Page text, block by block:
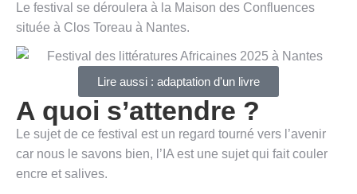
Le festival se déroulera à la Maison des Confluences
située à Clos Toreau à Nantes.
Lire aussi : adaptation d'un livre
A quoi s’attendre ?
Le sujet de ce festival est un regard tourné vers l’avenir
car nous le savons bien, l’IA est une sujet qui fait couler
encre et salives.